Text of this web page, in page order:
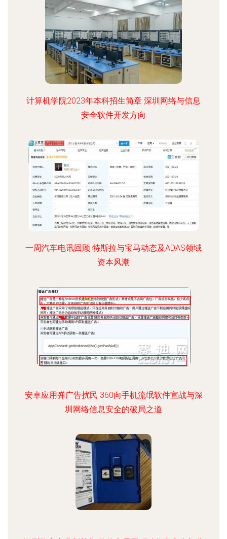
计算机学院2023年本科招生简章 深圳网络与信息
安全软件开发方向
一周汽车电讯回顾 特斯拉与宝马动态及ADAS领域
资本风潮
安卓应用弹广告扰民 360向手机流氓软件宣战与深
圳网络信息安全的破局之道